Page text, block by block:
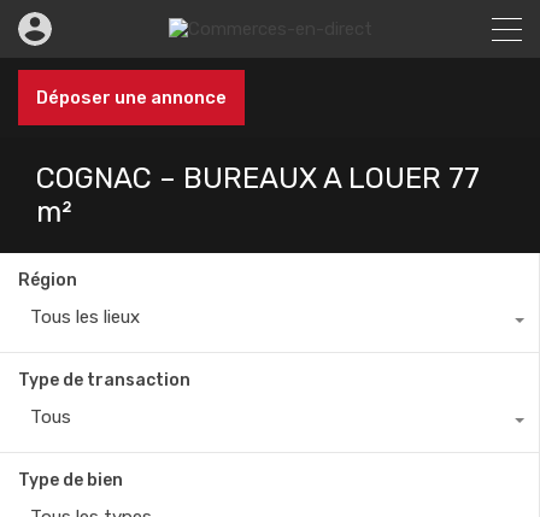
Déposer une annonce
COGNAC – BUREAUX A LOUER 77
m²
Région
Tous les lieux
Type de transaction
Tous
Type de bien